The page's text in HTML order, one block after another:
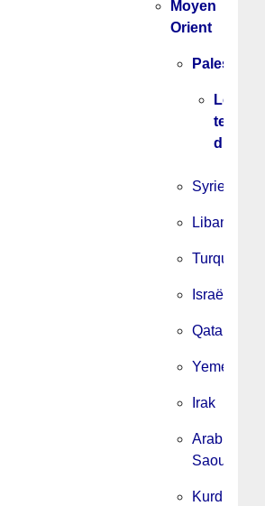
Moyen
Orient
Palestine
Les
textes
d’UPM
Syrie
Liban
Turquie
Israël
Qatar
Yemen
Irak
Arabie
Saoudite
Kurdistan